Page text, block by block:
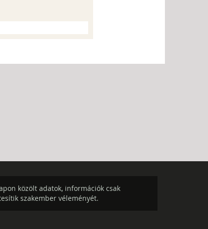
közölt adatok, információk csak
szakember véleményét.